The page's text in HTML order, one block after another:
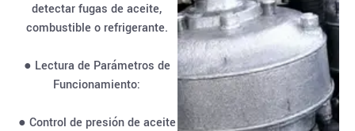
detectar fugas de aceite,
combustible o refrigerante.
● Lectura de Parámetros de
Funcionamiento:
● Control de presión de aceite